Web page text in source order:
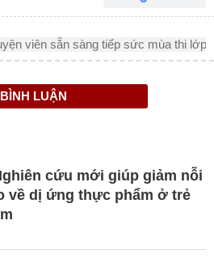
viên sẵn sàng tiếp sức mùa thi lớp
BÌNH LUẬN
cứu mới giúp giảm nỗi
về dị ứng thực phẩm ở trẻ